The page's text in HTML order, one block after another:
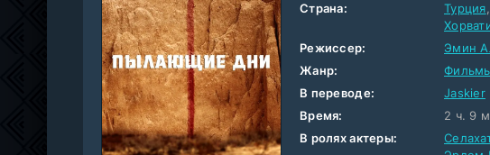
Страна:
Турция
Режиссер:
Эмин
Жанр:
В переводе:
Jaskier
Время:
2 ч. 9
В ролях актеры: